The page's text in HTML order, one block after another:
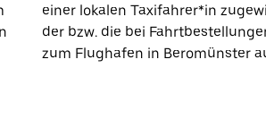
einer lokalen Taxifahrer*in
der bzw. die bei
zum Flughafen in Beromünster